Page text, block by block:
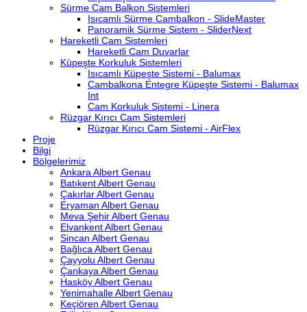
Sürme Cam Balkon Sistemleri
Isıcamlı Sürme Cambalkon - SlideMaster
Panoramik Sürme Sistem - SliderNext
Hareketli Cam Sistemleri
Hareketli Cam Duvarlar
Küpeşte Korkuluk Sistemleri
Isıcamlı Küpeşte Sistemi - Balumax
Cambalkona Entegre Küpeşte Sistemi - Balumax
Int
Cam Korkuluk Sistemi - Linera
Rüzgar Kırıcı Cam Sistemleri
Rüzgar Kırıcı Cam Sistemi - AirFlex
Proje
Bilgi
Bölgelerimiz
Ankara Albert Genau
Batıkent Albert Genau
Çakırlar Albert Genau
Eryaman Albert Genau
Meva Şehir Albert Genau
Elvankent Albert Genau
Sincan Albert Genau
Bağlıca Albert Genau
Çayyolu Albert Genau
Çankaya Albert Genau
Hasköy Albert Genau
Yenimahalle Albert Genau
Keçiören Albert Genau